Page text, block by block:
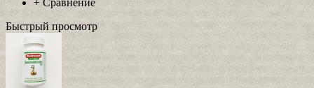
Быстрый просмотр